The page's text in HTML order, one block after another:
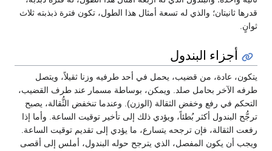
قدرها ثانيتان؛ والذي له تسعة أمثال هذا الطول، تكون فترة ذبذبته ثلاث
ثوانٍ.
أجزاء البندول
يتكون، عادة، من قضيب، يحمل في أحد طرفيه وزنا ثقيلاً، ويتصل
طرفه الآخر بحامل صلد. ويمكن، بوساطة مسمار عند طرف القضيب،
التحكم في رفع وخفض الثقالة (الوزن). وعندما تنخفض الثُّقالة، يصبح
ترجُّح البندول أكثر بُطئاً، ويؤدي ذلك إلى تأخير توقيت الساعة. وأما إذا
رفعت الثقالة، فإن ترجحه يتسارع، ما يؤدي إلى تقديم توقيت الساعة.
ويجب أن يكون المفصل، الذي يترجح حوله البندول، أملس إلى أقصى